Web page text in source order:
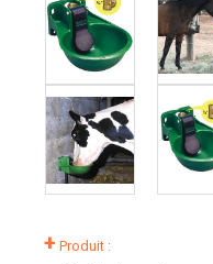
+ Produit :